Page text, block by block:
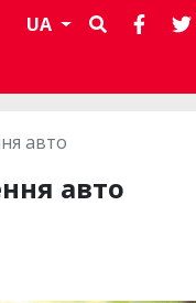
UA
авто
авто